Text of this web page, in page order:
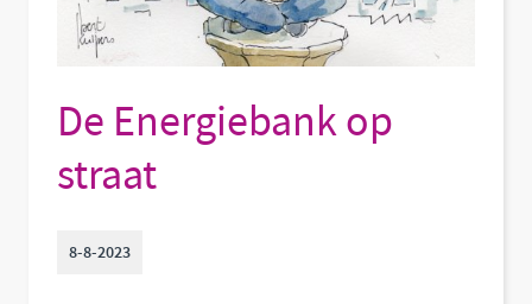
De Energiebank op
straat
8-8-2023